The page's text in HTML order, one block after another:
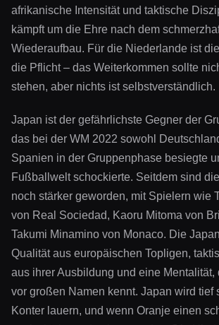
afrikanische Intensität und taktische
kämpft um die Ehre nach dem
Wiederaufbau. Für die Niederlande ist
die Pflicht – das Weiterkommen sollte
stehen, aber nichts ist selbstverständlich.
Japan ist der gefährlichste Gegner der
das bei der WM 2022 sowohl
Spanien in der Gruppenphase besiegte
Fußballwelt schockierte. Seitdem sind
noch stärker geworden, mit Spielern wie
von Real Sociedad, Kaoru Mitoma von
Takumi Minamino von Monaco. Die
Qualität aus europäischen Topligen,
aus ihrer Ausbildung und eine Mentalität,
vor großen Namen kennt. Japan wird tief
Konter lauern, und wenn Oranje einen